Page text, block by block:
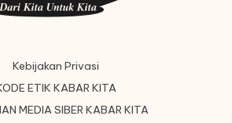
Kebijakan Privasi
ETIK KABAR KITA
MEDIA SIBER KABAR KITA